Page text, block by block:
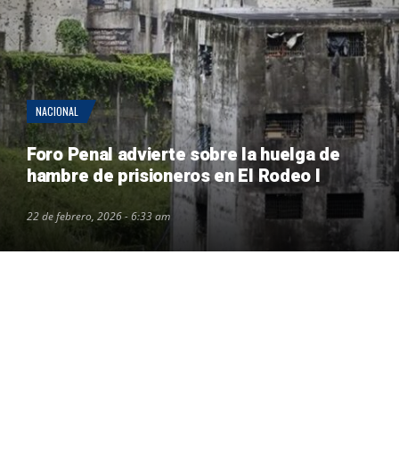
NACIONAL
Foro Penal advierte sobre la huelga de
hambre de prisioneros en El Rodeo I
22 de febrero, 2026 - 6:33 am